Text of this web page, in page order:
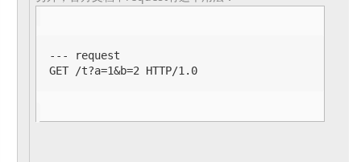
--- request
GET /t?a=1&b=2 HTTP/1.0